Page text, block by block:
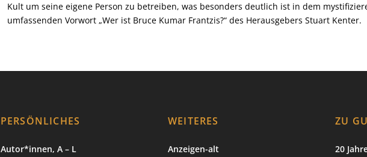
Kult um seine eigene Person zu betreiben, was besonders deutlich ist in dem
umfassenden Vorwort „Wer ist Bruce Kumar Frantzis?“ des Herausgebers Stuart Kenter.
PERSÖNLICHES
Autor*innen, A – L
WEITERES
Anzeigen-alt
ZU
20